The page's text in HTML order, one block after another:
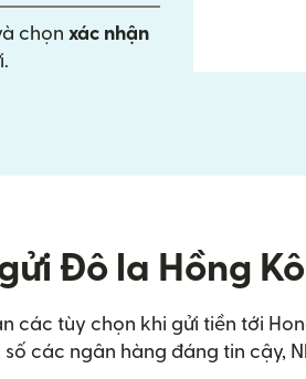
chọn xác nhận
Đô la Hồng
các tùy chọn khi gửi tiền tới
các ngân hàng đáng tin cậy,